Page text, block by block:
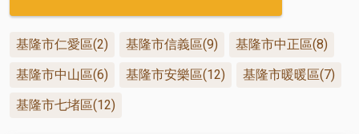
基隆市仁愛區(2) 基隆市信義區(9)
基隆市中正區(8)
基隆市中山區(6)
基隆市安樂區(12)
基隆市暖暖區(7)
基隆市七堵區(12)